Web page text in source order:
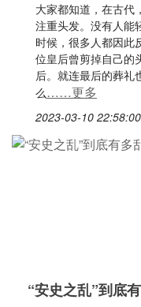
大家都知道，在古代
注重头发。没有人能
时候，很多人都因此
位皇后曾剪掉自己的
后。就连最后的葬礼
么……更多
2023-03-10 22:58:00
“安史之乱”到底